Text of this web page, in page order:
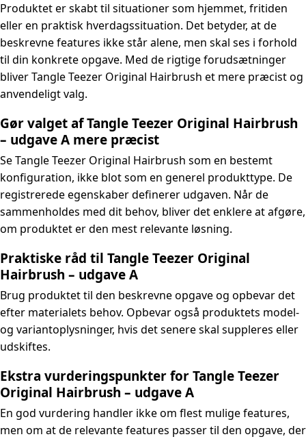
Produktet er skabt til situationer som hjemmet, fritiden
eller en praktisk hverdagssituation. Det betyder, at de
beskrevne features ikke står alene, men skal ses i forhold
til din konkrete opgave. Med de rigtige forudsætninger
bliver Tangle Teezer Original Hairbrush et mere præcist og
anvendeligt valg.
Gør valget af Tangle Teezer Original Hairbrush
– udgave A mere præcist
Se Tangle Teezer Original Hairbrush som en bestemt
konfiguration, ikke blot som en generel produkttype. De
registrerede egenskaber definerer udgaven. Når de
sammenholdes med dit behov, bliver det enklere at afgøre,
om produktet er den mest relevante løsning.
Praktiske råd til Tangle Teezer Original
Hairbrush – udgave A
Brug produktet til den beskrevne opgave og opbevar det
efter materialets behov. Opbevar også produktets model-
og variantoplysninger, hvis det senere skal suppleres eller
udskiftes.
Ekstra vurderingspunkter for Tangle Teezer
Original Hairbrush – udgave A
En god vurdering handler ikke om flest mulige features,
men om at de relevante features passer til den opgave, der